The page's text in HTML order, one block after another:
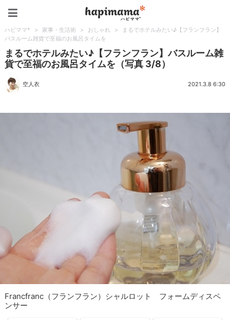
ハピママ* > 家事・生活術 > おしゃれ >
まるでホテルみたい♪【フランフラン】
バスルーム雑貨で至福のお風呂タイムを
まるでホテルみたい♪【フランフラン】バスルーム雑
貨で至福のお風呂タイムを（写真 3/8）
空人衣 2021.3.8 6:30
Francfranc（フランフラン）シャルロット フォームディスペ
ンサー